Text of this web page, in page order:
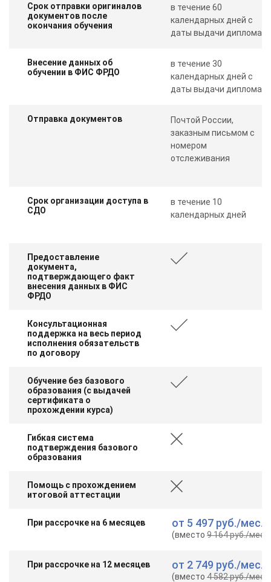
Срок отправки оригиналов
документов после
окончания обучения
в течение 60
календарных дней с
даты выдачи диплома
Внесение данных об
обучении в ФИС ФРДО
в течение 30
календарных дней с
даты выдачи диплома
Отправка документов
Почтой России,
заказным письмом с
номером
отслеживания
Срок организации доступа в
СДО
в течение 10
календарных дней
Предоставление
документа,
подтверждающего факт
внесения данных в ФИС
ФРДО
Консультационная
поддержка на весь период
исполнения обязательств
по договору
Обучение без базового
образования (с выдачей
сертификата о
прохождении курса)
Гибкая система
подтверждения базового
образования
Помощь с прохождением
итоговой аттестации
При рассрочке на 6 месяцев от 5 497 руб./мес.
(вместо9 164 руб./мес.
При рассрочке на 12 месяцев от 2 749 руб./мес.
(вместо4 582 руб./мес.